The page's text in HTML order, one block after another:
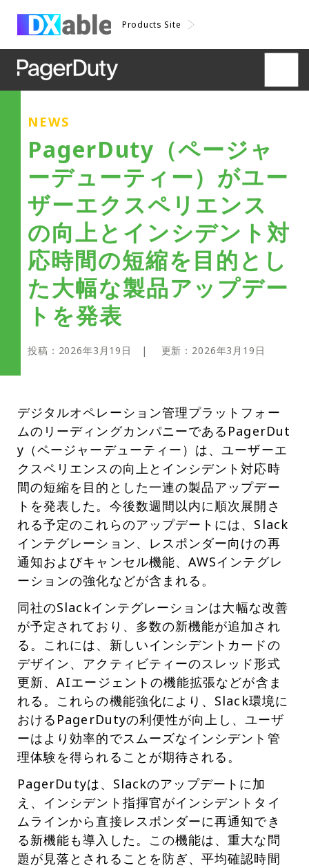
Products Site
NEWS
PagerDuty（ページャ
ーデューティー）がユー
ザーエクスペリエンス
の向上とインシデント対
応時間の短縮を目的とし
た大幅な製品アップデー
トを発表
投稿： 2026年3月19日 | 更新： 2026年3月19日
デジタルオペレーション管理プラットフォー
ムのリーディングカンパニーであるPagerDut
y（ページャーデューティー）は、ユーザーエ
クスペリエンスの向上とインシデント対応時
間の短縮を目的とした一連の製品アップデー
トを発表した。今後数週間以内に順次展開さ
れる予定のこれらのアップデートには、Slack
インテグレーション、レスポンダー向けの再
通知およびキャンセル機能、AWSインテグレ
ーションの強化などが含まれる。
同社のSlackインテグレーションは大幅な改善
が予定されており、多数の新機能が追加され
る。これには、新しいインシデントカードの
デザイン、アクティビティーのスレッド形式
更新、AIエージェントの機能拡張などが含ま
れる。これらの機能強化により、Slack環境に
おけるPagerDutyの利便性が向上し、ユーザ
ーはより効率的でスムーズなインシデント管
理体験を得られることが期待される。
PagerDutyは、Slackのアップデートに加
え、インシデント指揮官がインシデントタイ
ムラインから直接レスポンダーに再通知でき
る新機能も導入した。この機能は、重大な問
題が見落とされることを防ぎ、平均確認時間